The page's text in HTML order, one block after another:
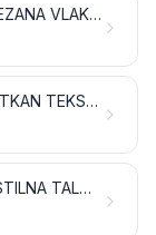
UMETNA IN SINTETIČNA REZANA VLAKNA
VATA, KLOBUČEVINA IN NETKAN TEKSTIL; SPECIALNE PREJE; DVONITNE VRVI, VRVJE, MOTVOZI, KONOPCI IN KABLI TER IZ NJIH IZDELANI PROIZVODI
PREPROGE IN DRUGA TEKSTILNA TALNA PREKRIVALA